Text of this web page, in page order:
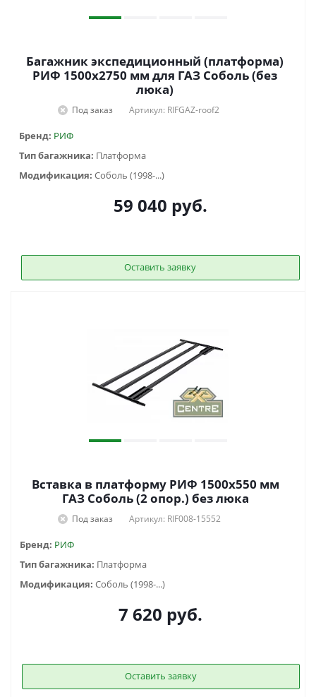
Багажник экспедиционный (платформа)
РИФ 1500х2750 мм для ГАЗ Соболь (без
люка)
Под заказ Артикул: RIFGAZ-roof2
Бренд: РИФ
Тип багажника: Платформа
Модификация: Соболь (1998-...)
59 040 руб.
Оставить заявку
Вставка в платформу РИФ 1500х550 мм
ГАЗ Соболь (2 опор.) без люка
Под заказ Артикул: RIF008-15552
Бренд: РИФ
Тип багажника: Платформа
Модификация: Соболь (1998-...)
7 620 руб.
Оставить заявку